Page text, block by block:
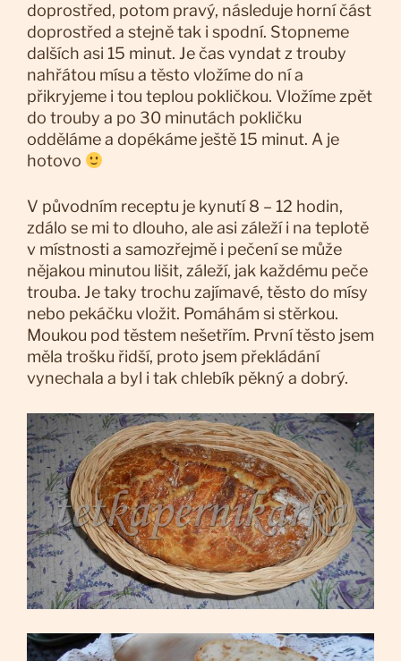
doprostřed, potom pravý, následuje horní část
doprostřed a stejně tak i spodní. Stopneme
dalších asi 15 minut. Je čas vyndat z trouby
nahřátou mísu a těsto vložíme do ní a
přikryjeme i tou teplou pokličkou. Vložíme zpět
do trouby a po 30 minutách pokličku
odděláme a dopékáme ještě 15 minut. A je
hotovo
V původním receptu je kynutí 8 – 12 hodin,
zdálo se mi to dlouho, ale asi záleží i na teplotě
v místnosti a samozřejmě i pečení se může
nějakou minutou lišit, záleží, jak každému peče
trouba. Je taky trochu zajímavé, těsto do mísy
nebo pekáčku vložit. Pomáhám si stěrkou.
Moukou pod těstem nešetřím. První těsto jsem
měla trošku řidší, proto jsem překládání
vynechala a byl i tak chlebík pěkný a dobrý.